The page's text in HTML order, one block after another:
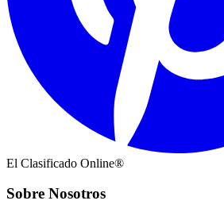
El Clasificado Online®
Sobre Nosotros